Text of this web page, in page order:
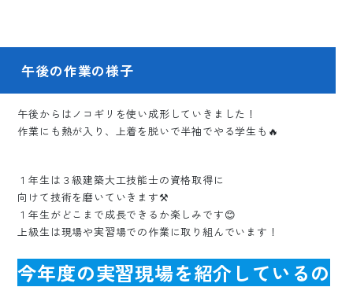
午後の作業の様子
午後からはノコギリを使い成形していきました！
作業にも熱が入り、上着を脱いで半袖でやる学生も🔥
１年生は３級建築大工技能士の資格取得に
向けて技術を磨いていきます⚒️
１年生がどこまで成長できるか楽しみです😊
上級生は現場や実習場での作業に取り組んでいます！
今年度の実習現場を紹介しているの